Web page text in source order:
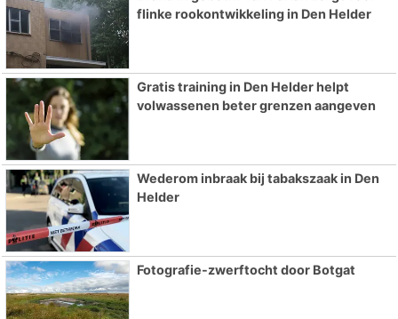
flinke rookontwikkeling in Den Helder
Gratis training in Den Helder helpt
volwassenen beter grenzen aangeven
Wederom inbraak bij tabakszaak in Den
Helder
Fotografie-zwerftocht door Botgat